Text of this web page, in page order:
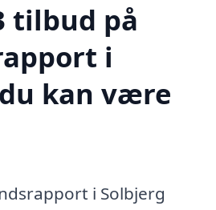
tilbud på
i
kan være
i Solbjerg